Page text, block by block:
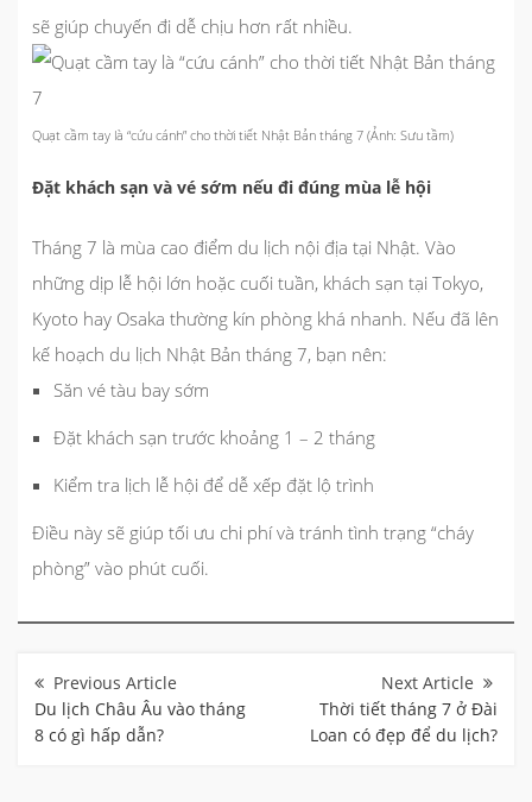
sẽ giúp chuyến đi dễ chịu hơn rất nhiều.
Quạt cầm tay là “cứu cánh” cho thời tiết Nhật Bản tháng 7 (Ảnh: Sưu tầm)
Đặt khách sạn và vé sớm nếu đi đúng mùa lễ hội
Tháng 7 là mùa cao điểm du lịch nội địa tại Nhật. Vào
những dịp lễ hội lớn hoặc cuối tuần, khách sạn tại Tokyo,
Kyoto hay Osaka thường kín phòng khá nhanh. Nếu đã lên
kế hoạch du lịch Nhật Bản tháng 7, bạn nên:
Săn vé tàu bay sớm
Đặt khách sạn trước khoảng 1 – 2 tháng
Kiểm tra lịch lễ hội để dễ xếp đặt lộ trình
Điều này sẽ giúp tối ưu chi phí và tránh tình trạng “cháy
phòng” vào phút cuối.
hướng
bài
viết
Du lịch Châu Âu vào tháng
8 có gì hấp dẫn?
Thời tiết tháng 7 ở Đài
Loan có đẹp để du lịch?